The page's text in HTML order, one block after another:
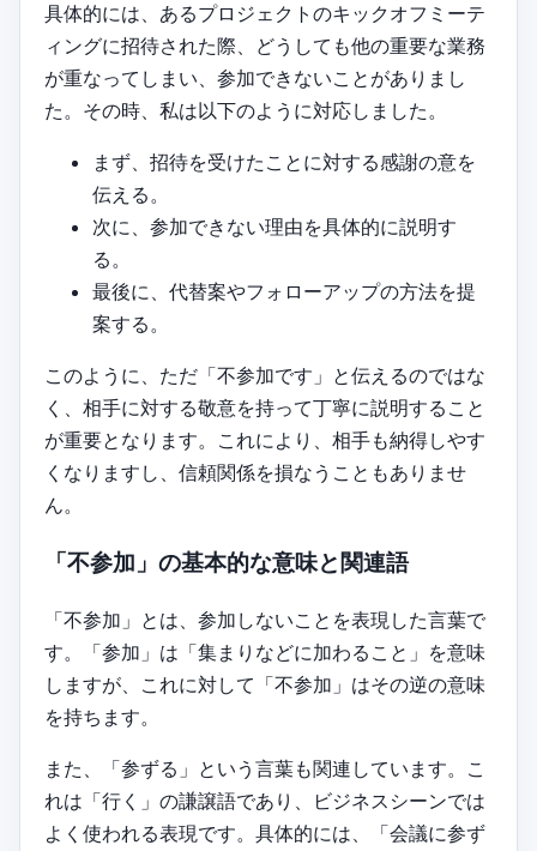
具体的には、あるプロジェクトのキックオフミーテ
ィングに招待された際、どうしても他の重要な業務
が重なってしまい、参加できないことがありまし
た。その時、私は以下のように対応しました。
まず、招待を受けたことに対する感謝の意を
伝える。
次に、参加できない理由を具体的に説明す
る。
最後に、代替案やフォローアップの方法を提
案する。
このように、ただ「不参加です」と伝えるのではな
く、相手に対する敬意を持って丁寧に説明すること
が重要となります。これにより、相手も納得しやす
くなりますし、信頼関係を損なうこともありませ
ん。
「不参加」の基本的な意味と関連語
「不参加」とは、参加しないことを表現した言葉で
す。「参加」は「集まりなどに加わること」を意味
しますが、これに対して「不参加」はその逆の意味
を持ちます。
また、「参ずる」という言葉も関連しています。こ
れは「行く」の謙譲語であり、ビジネスシーンでは
よく使われる表現です。具体的には、「会議に参ず